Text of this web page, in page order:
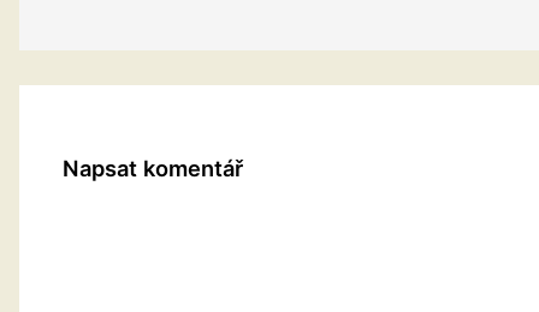
Napsat komentář